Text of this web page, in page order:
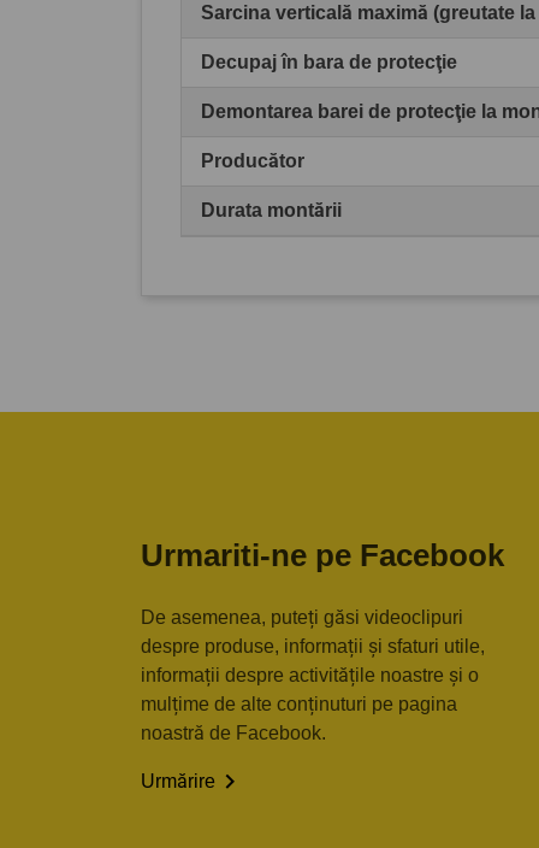
Sarcina verticală maximă (greutate
Decupaj în bara de protecţie
Demontarea barei de protecţie la
Producător
Durata montării
Urmariti-ne pe Facebook
De asemenea, puteți găsi videoclipuri
despre produse, informații și sfaturi utile,
informații despre activitățile noastre și o
mulțime de alte conținuturi pe pagina
noastră de Facebook.
Urmărire 